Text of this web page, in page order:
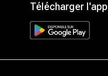
Télécharger l'app